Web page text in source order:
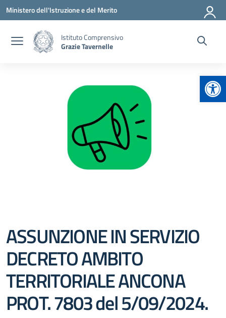
Vai ai contenuti
Vai al menu di navigazione
Vai al footer
Ministero dell'Istruzione e del Merito
Istituto Comprensivo
Grazie Tavernelle
ASSUNZIONE IN SERVIZIO
DECRETO AMBITO
TERRITORIALE ANCONA
PROT. 7803 del 5/09/2024.